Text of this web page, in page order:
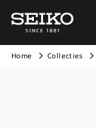
Home Collecties